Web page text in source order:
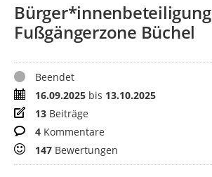
Bürger*innenbeteiligung
Fußgängerzone Büchel
StatusBeendet
Zeitraum16.09.2025 bis 13.10.2025
Beiträge
13 Beiträge
Kommentare
4 Kommentare
Bewertungen
147 Bewertungen